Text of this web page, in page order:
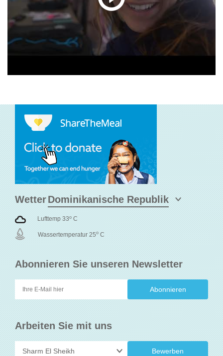
Abonnieren Sie unseren Newsletter
Arbeiten Sie mit uns
Bewerben
Wetter
Lufttemp 33o C
Wassertemperatur 25o C